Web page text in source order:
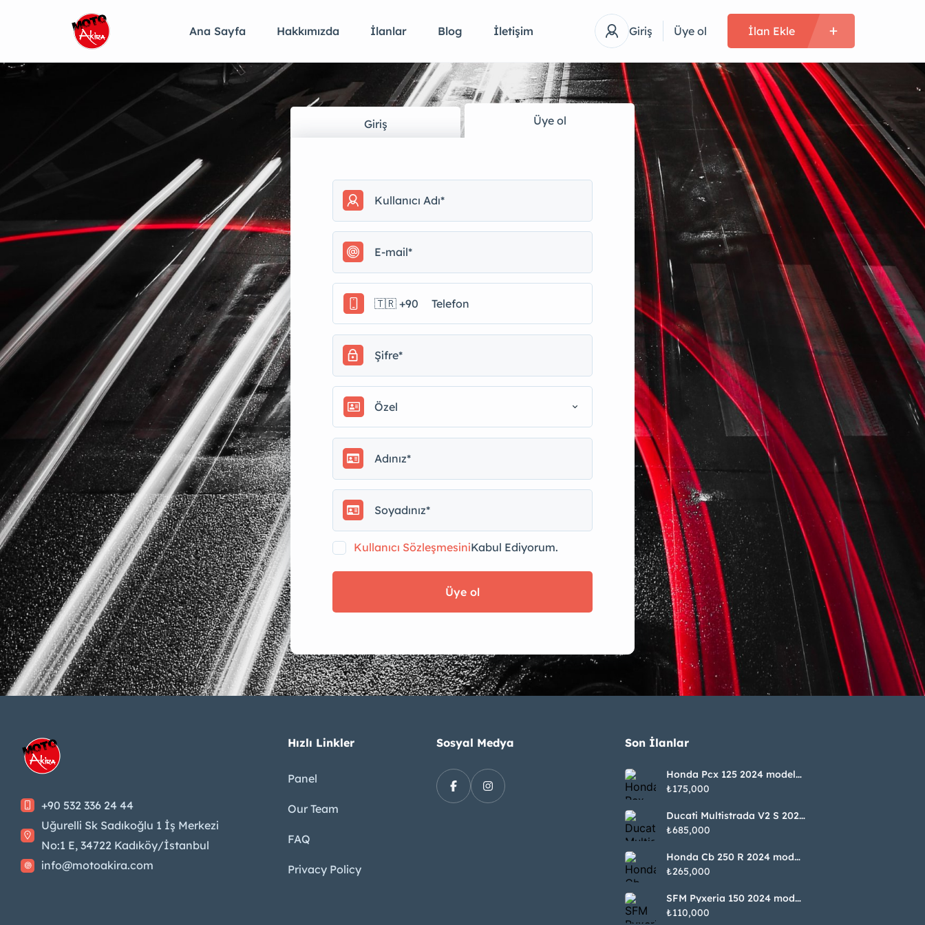
Ana Sayfa Hakkımızda İlanlar Blog İletişim Giriş Üye ol İlan Ekle
Giriş Üye ol
Özel
Kullanıcı SözleşmesiniKabul Ediyorum.
Üye ol
+90 532 336 24 44
Uğurelli Sk Sadıkoğlu 1 İş Merkezi
No:1 E, 34722 Kadıköy/İstanbul
info@motoakira.com
Hızlı Linkler
Panel
Our Team
FAQ
Privacy Policy
Sosyal Medya Son İlanlar
Honda Pcx 125 2024 model
24500 km de
₺175,000
Ducati Multistrada V2 S 2022
model 8000 km de
₺685,000
Honda Cb 250 R 2024 model
8750 km de
₺265,000
SFM Pyxeria 150 2024 model
900 km de
₺110,000